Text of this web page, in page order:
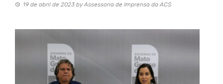
19 de abril de 2023 byAssessoria de Imprensa da ACS